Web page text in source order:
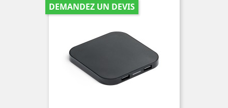
DEMANDEZ UN DEVIS